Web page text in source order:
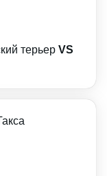
терьер VS